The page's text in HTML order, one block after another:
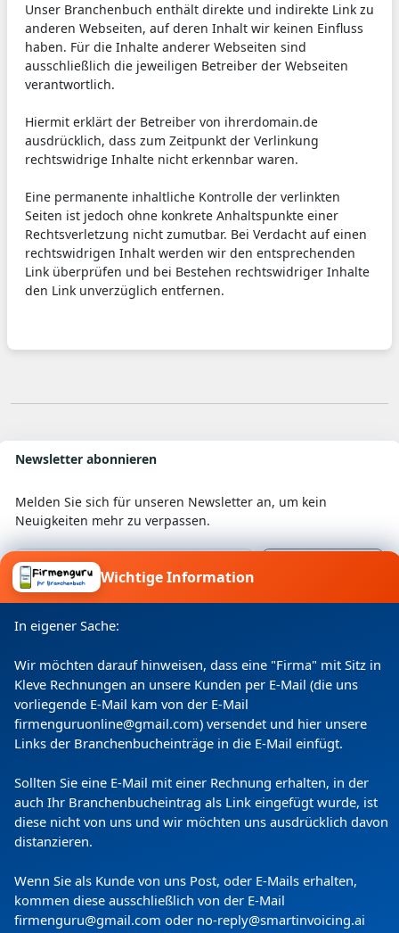
Unser Branchenbuch enthält direkte und indirekte Link zu
anderen Webseiten, auf deren Inhalt wir keinen Einfluss
haben. Für die Inhalte anderer Webseiten sind
ausschließlich die jeweiligen Betreiber der Webseiten
verantwortlich.
Hiermit erklärt der Betreiber von ihrerdomain.de
ausdrücklich, dass zum Zeitpunkt der Verlinkung
rechtswidrige Inhalte nicht erkennbar waren.
Eine permanente inhaltliche Kontrolle der verlinkten
Seiten ist jedoch ohne konkrete Anhaltspunkte einer
Rechtsverletzung nicht zumutbar. Bei Verdacht auf einen
rechtswidrigen Inhalt werden wir den entsprechenden
Link überprüfen und bei Bestehen rechtswidriger Inhalte
den Link unverzüglich entfernen.
Newsletter abonnieren
Melden Sie sich für unseren Newsletter an, um kein
Neuigkeiten mehr zu verpassen.
Ich willige ein, dass meine Angaben laut
Datenschutzerklärung zweckgebunden verarbeitet
werden.
Copyright
Donnerstag der 06. August | Seite generiert in0.0848
Sekunden
Wichtige Information
In eigener Sache:
Wir möchten darauf hinweisen, dass eine "Firma" mit Sitz in
Kleve Rechnungen an unsere Kunden per E-Mail (die uns
vorliegende E-Mail kam von der E-Mail
firmenguruonline@gmail.com) versendet und hier unsere
Links der Branchenbucheinträge in die E-Mail einfügt.
Sollten Sie eine E-Mail mit einer Rechnung erhalten, in der
auch Ihr Branchenbucheintrag als Link eingefügt wurde, ist
diese nicht von uns und wir möchten uns ausdrücklich davon
distanzieren.
Wenn Sie als Kunde von uns Post, oder E-Mails erhalten,
kommen diese ausschließlich von der E-Mail
firmenguru@gmail.com oder no-reply@smartinvoicing.ai